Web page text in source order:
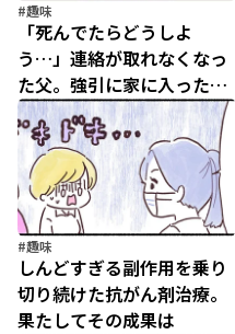
#趣味
「死んでたらどうしよ
う…」連絡が取れなくなっ
た父。強引に家に入った
ら…え？／父が全裸で倒れ
てた。（2）
#趣味
しんどすぎる副作用を乗り
切り続けた抗がん剤治療。
果たしてその成果は